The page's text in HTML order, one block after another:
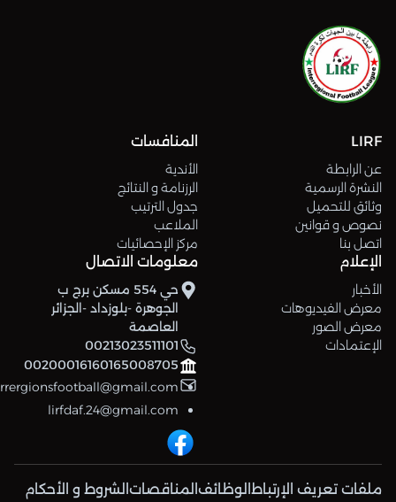
LIRF
عن الرابطة
النشرة الرسمية
وثائق للتحميل
نصوص و قوانين
اتصل بنا
المنافسات
الأندية
الرزنامة و النتائج
جدول الترتيب
الملاعب
مركز الإحصائيات
الإعلام
الأخبار
معرض الفيديوهات
معرض الصور
الإعتمادات
معلومات الاتصال
حي 554 مسكن برج ب
الجوهرة -بلوزداد -الجزائر
العاصمة
00213023511101
00200016160165008705
lirfdaf.24@gmail.com
ملفات تعريف الإرتباط الوظائف المناقصات الشروط و الأحكام